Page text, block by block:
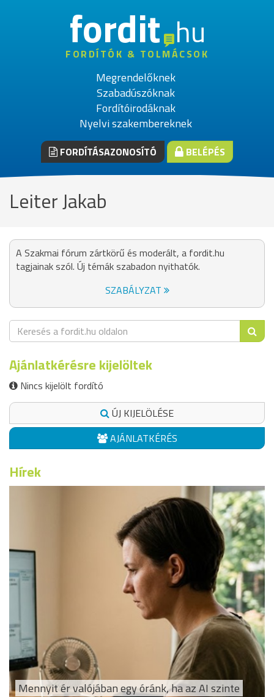
fordithu
FORDÍTÓK & TOLMÁCSOK
Megrendelőknek
Szabadúszóknak
Fordítóirodáknak
Nyelvi szakembereknek
FORDÍTÁSAZONOSÍTÓ BELÉPÉS
Leiter Jakab
A Szakmai fórum zártkörű és moderált, a fordit.hu
tagjainak szól. Új témák szabadon nyithatók.
SZABÁLYZAT
Ajánlatkérésre kijelöltek
Nincs kijelölt fordító
ÚJ KIJELÖLÉSE
AJÁNLATKÉRÉS
Hírek
Mennyit ér valójában egy óránk, ha az AI szinte